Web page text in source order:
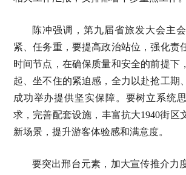
陈冲强调，第九届省旅发大会主
紧、任务重，要提高政治站位，强化责
时间节点，在确保质量和安全的前提下
起、坐不住的紧迫感，全力以赴抢工期
成功举办提供坚实保障。要树立系统
求，完善配套设施，丰富抗大1940街区
新场景，提升游客体验感和满意度。
要突出邢台元素，加大宣传推介力